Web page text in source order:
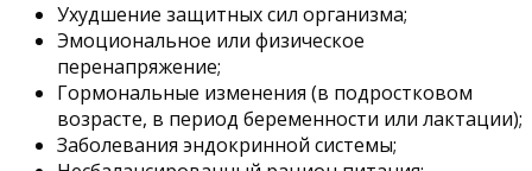
Ухудшение защитных сил организма;
Эмоциональное или физическое
перенапряжение;
Гормональные изменения (в подростковом
возрасте, в период беременности или лактации);
Заболевания эндокринной системы;